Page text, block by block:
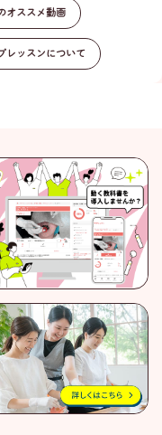
オススメ動画
レッスンについて